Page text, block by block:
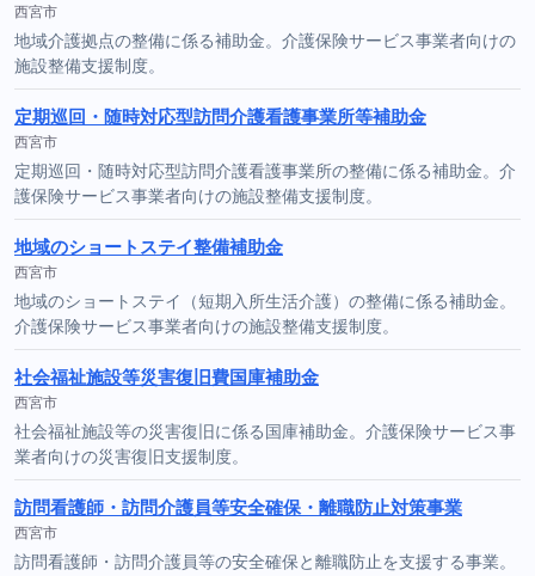
西宮市
地域介護拠点の整備に係る補助金。介護保険サービス事業者向けの
施設整備支援制度。
定期巡回・随時対応型訪問介護看護事業所等補助金
西宮市
定期巡回・随時対応型訪問介護看護事業所の整備に係る補助金。介
護保険サービス事業者向けの施設整備支援制度。
地域のショートステイ整備補助金
西宮市
地域のショートステイ（短期入所生活介護）の整備に係る補助金。
介護保険サービス事業者向けの施設整備支援制度。
社会福祉施設等災害復旧費国庫補助金
西宮市
社会福祉施設等の災害復旧に係る国庫補助金。介護保険サービス事
業者向けの災害復旧支援制度。
訪問看護師・訪問介護員等安全確保・離職防止対策事業
西宮市
訪問看護師・訪問介護員等の安全確保と離職防止を支援する事業。